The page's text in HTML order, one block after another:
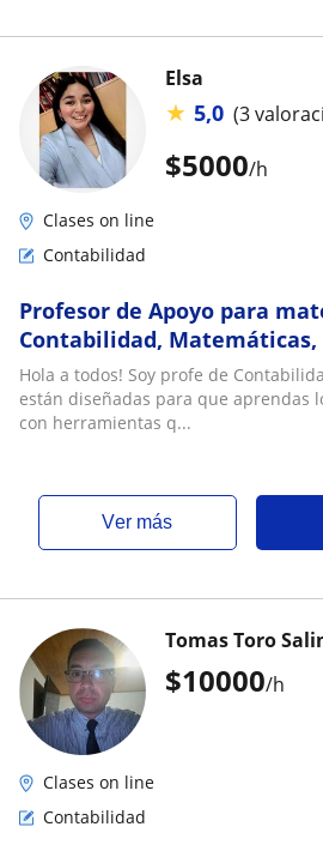
$5000/h
Elsa
★ 5,0 (3
Clases on line
Contabilidad
Profesor de Apoyo para
Contabilidad, Matemáticas,
Hola a todos! Soy profe de
están diseñadas para que aprendas
con herramientas q...
ver más
$10000/h
Tomas Toro
Clases on line
Contabilidad